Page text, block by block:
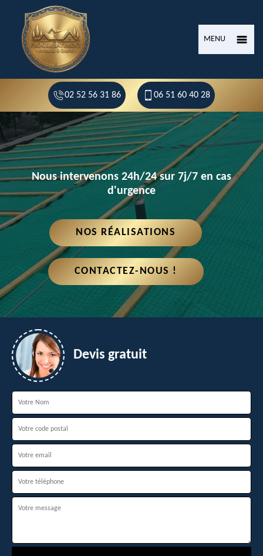
MENU
02 52 56 31 86 06 51 60 40 28
Nous intervenons 24h/24 sur 7j/7 en cas
d'urgence
NOS RÉALISATIONS
CONTACTEZ-NOUS !
Devis gratuit